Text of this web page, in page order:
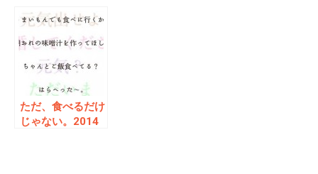
土玩具蒐集」で登
場！これは全部欲
しい！
ただ、食べるだけ
じゃない。2014